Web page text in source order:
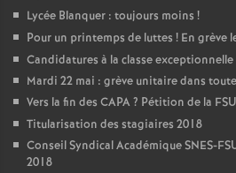
Lycée Blanquer : toujours moins !
Pour un printemps de luttes ! En grève
Candidatures à la classe exceptionnelle
Mardi 22 mai : grève unitaire dans
Vers la fin des CAPA? Pétition de la FSU
Titularisation des stagiaires 2018
Conseil Syndical Académique SNES-
2018